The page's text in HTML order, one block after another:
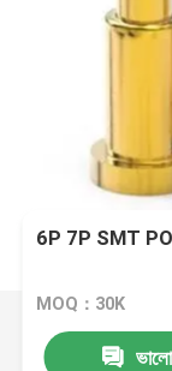
6P 7P SMT
MOQ：30K